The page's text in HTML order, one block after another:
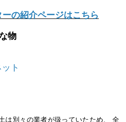
の紹介ページはこちら
物
ト
は別々の業者が扱っていたため、 全